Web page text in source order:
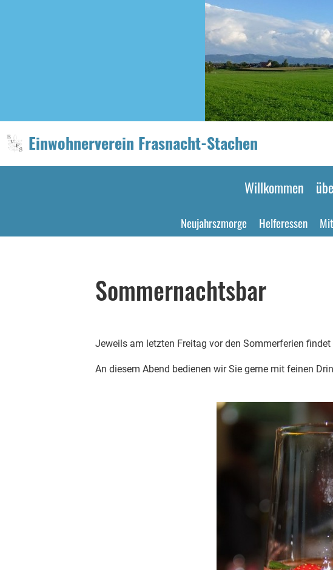
Einwohnerverein Frasnacht-Stachen
Willkommen
Neujahrszmorge Helferessen
Sommernachtsbar
Jeweils am letzten Freitag vor den Sommerferien
An diesem Abend bedienen wir Sie gerne mit feinen